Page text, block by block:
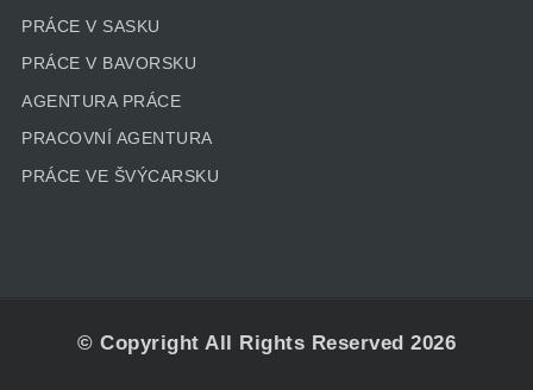
PRÁCE V SASKU
PRÁCE V BAVORSKU
AGENTURA PRÁCE
PRACOVNÍ AGENTURA
PRÁCE VE ŠVÝCARSKU
© Copyright All Rights Reserved 2026